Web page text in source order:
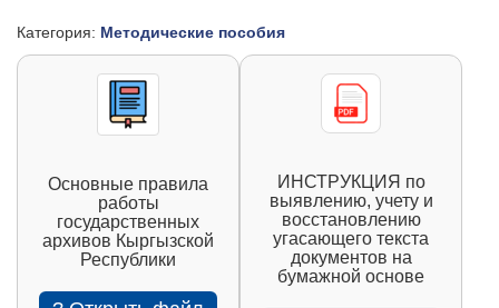
Категория: Методические пособия
Основные правила
работы
государственных
архивов Кыргызской
Республики
ИНСТРУКЦИЯ по
выявлению, учету и
восстановлению
угасающего текста
документов на
бумажной основе